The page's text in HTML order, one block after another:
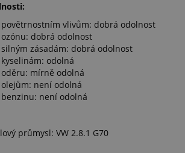
vlivům: dobrá odolnost
dobrá odolnost
zásadám: dobrá odolnost
odolná
mírně odolná
není odolná
není odolná
průmysl: VW 2.8.1 G70